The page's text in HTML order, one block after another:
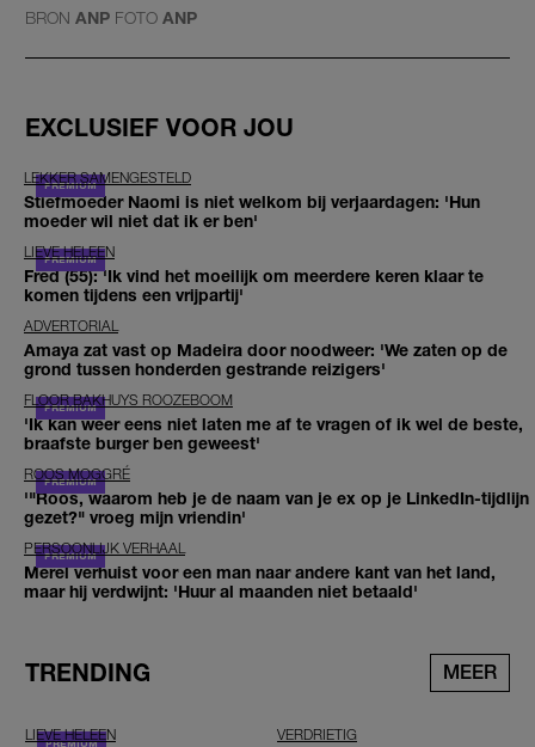
BRON ANP FOTO ANP
EXCLUSIEF VOOR JOU
LEKKER SAMENGESTELD
Stiefmoeder Naomi is niet welkom bij verjaardagen: 'Hun
moeder wil niet dat ik er ben'
LIEVE HELEEN
Fred (55): 'Ik vind het moeilijk om meerdere keren klaar te
komen tijdens een vrijpartij'
ADVERTORIAL
Amaya zat vast op Madeira door noodweer: 'We zaten op de
grond tussen honderden gestrande reizigers'
FLOOR BAKHUYS ROOZEBOOM
'Ik kan weer eens niet laten me af te vragen of ik wel de beste,
braafste burger ben geweest'
ROOS MOGGRÉ
'"Roos, waarom heb je de naam van je ex op je LinkedIn-tijdlijn
gezet?" vroeg mijn vriendin'
PERSOONLIJK VERHAAL
Merel verhuist voor een man naar andere kant van het land,
maar hij verdwijnt: 'Huur al maanden niet betaald'
TRENDING MEER
LIEVE HELEEN VERDRIETIG